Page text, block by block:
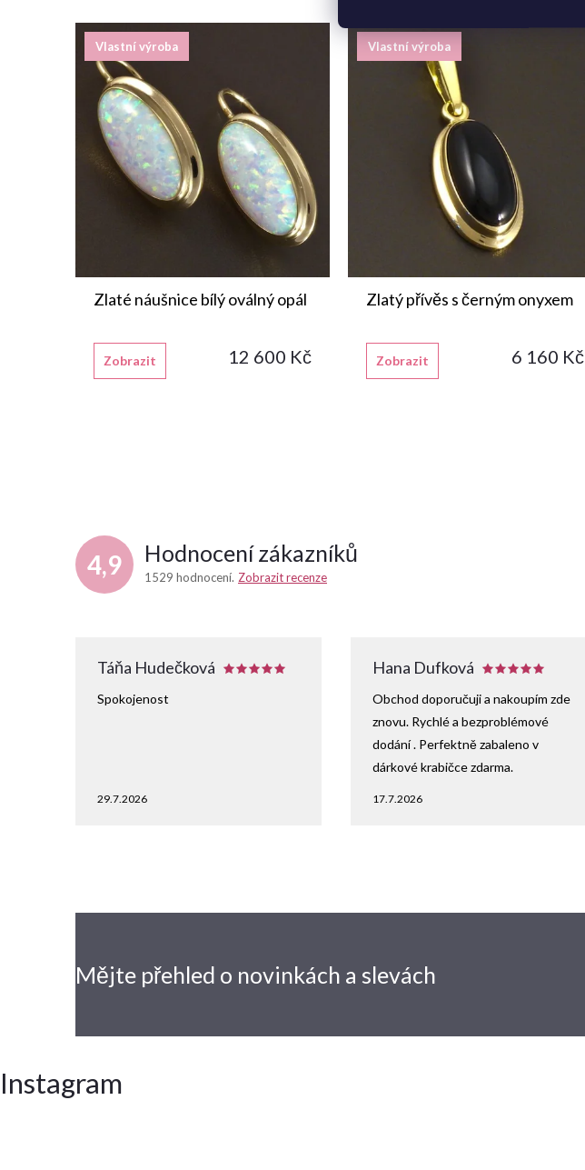
Vlastní výroba
Zlaté náušnice bílý oválný opál
12 600 Kč
Zobrazit
Vlastní výroba
Zlatý přívěs s černým onyxem
6 160 Kč
Zobrazit
4,9 Hodnocení zákazníků
1529 hodnocení Zobrazit recenze
Táňa Hudečková
29.7.2026
Spokojenost
Hana Dufková
17.7.2026
Obchod doporučuji a nakoupím zde
znovu. Rychlé a bezproblémové
dodání . Perfektně zabaleno v
dárkové krabičce zdarma.
Mějte přehled o novinkách a slevách
Instagram